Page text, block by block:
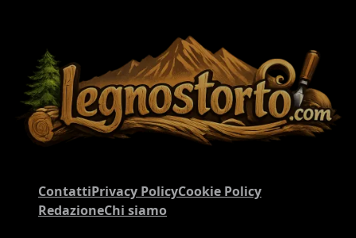
ContattiPrivacy PolicyCookie Policy
RedazioneChi siamo